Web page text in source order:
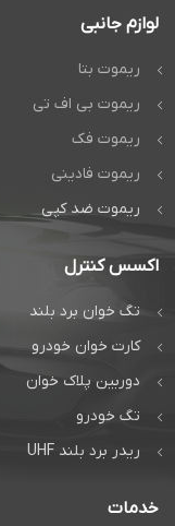
لوازم جانبی
ریموت بتا
ریموت بی اف تی
ریموت فک
ریموت فادینی
ریموت ضد کپی
اکسس کنترل
تگ خوان برد بلند
کارت خوان خودرو
دوربین پلاک خوان
تگ خودرو
ریدر برد بلند UHF
خدمات